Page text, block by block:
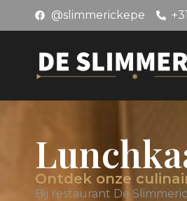
@slimmerickepe
Ontdek onze
Bij restaurant De